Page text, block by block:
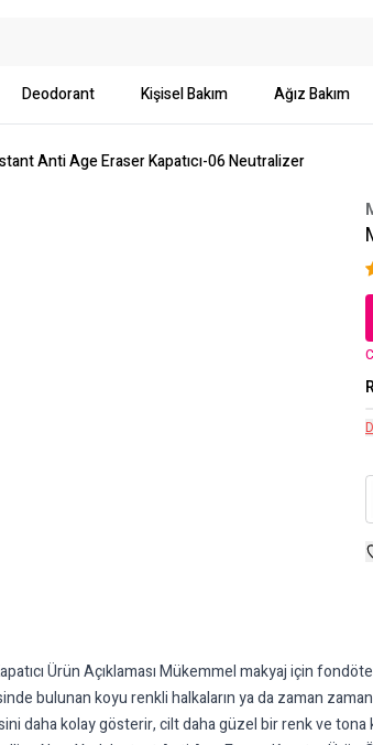
Deodorant Kişisel Bakım Ağız Bakım
Anti Age Eraser Kapatıcı-06 Neutralizer
Ürün Açıklaması Mükemmel makyaj için
bulunan koyu renkli halkaların ya da zaman
daha kolay gösterir, cilt daha güzel bir renk ve